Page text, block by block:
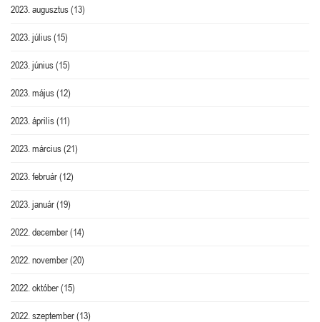
2023. augusztus(13)
2023. július(15)
2023. június(15)
2023. május(12)
2023. április(11)
2023. március(21)
2023. február(12)
2023. január(19)
2022. december(14)
2022. november(20)
2022. október(15)
2022. szeptember(13)